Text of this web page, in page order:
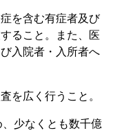
を含む有症者及び
ること。また、医
入院者・入所者へ
広く行うこと。
少なくとも数千億